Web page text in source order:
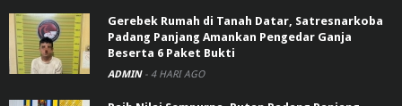
Gerebek Rumah di Tanah Datar, Satresnarkoba
Padang Panjang Amankan Pengedar Ganja
Beserta 6 Paket Bukti
ADMIN - 4 HARI AGO